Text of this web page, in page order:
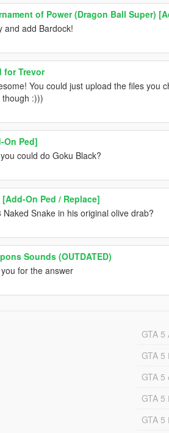
of Power (Dragon Ball Super)
and add Bardock!
for Trevor
You could just upload the files you
:)))
On Ped]
could do Goku Black?
[Add-On Ped / Replace]
Snake in his original olive drab?
Sounds (OUTDATED)
for the answer
GTA 5
GTA 5
GTA 5
GTA 5
GTA 5